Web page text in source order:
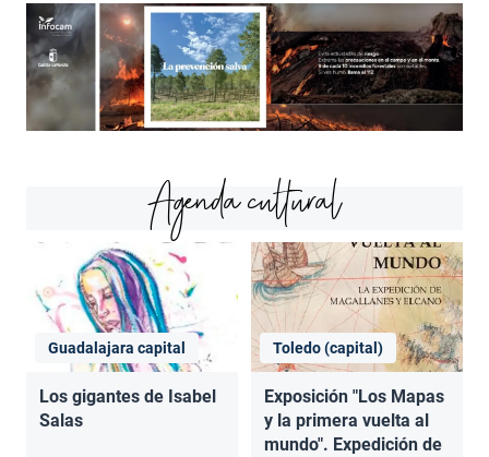
Agenda cultural
Guadalajara capital
Los gigantes de Isabel
Salas
Toledo (capital)
Exposición "Los Mapas
y la primera vuelta al
mundo". Expedición de